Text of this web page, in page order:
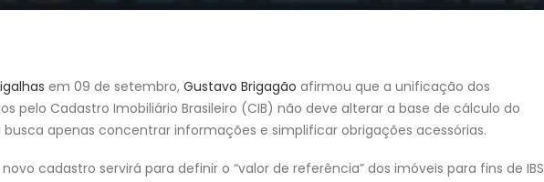
em 09 de setembro, Gustavo Brigagão afirmou que a unificação dos
pelo Cadastro Imobiliário Brasileiro (CIB) não deve alterar a base de cálculo do
busca apenas concentrar informações e simplificar obrigações acessórias.
cadastro servirá para definir o “valor de referência” dos imóveis para fins de IBS